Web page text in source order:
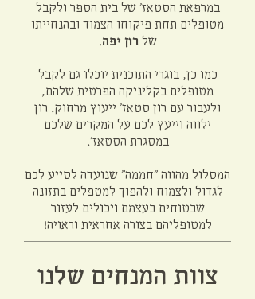
במרפאת הסטאז' של בית הספר ולקבל
מטופלים תחת פיקוחו הצמוד ובהנחייתו
של רון יפה.
כמו כן, בוגרי התוכנית יוכלו גם לקבל
מטופלים בקליניקה הפרטית שלהם,
ולעבור עם רון סטאז' ייעוץ מרחוק. רון
ילווה וייעץ לכם על המקרים שלכם
במסגרת הסטאז'.
המסלול מהווה "חממה" שנועדה לסייע לכם
לגדול ולצמוח ולהפוך למטפלים בתזונה
שבטוחים בעצמם ויכולים לעזור
למטופליהם בצורה אחראית וראויה!
צוות המנחים שלנו